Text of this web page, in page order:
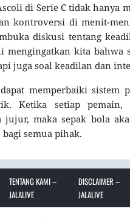
di Serie C tidak hanya
kontroversi di menit-
diskusi tentang
mengingatkan kita bahwa
juga soal keadilan dan
memperbaiki sistem
Ketika setiap pemain,
jujur, maka sepak bola
semua pihak.
TENTANG KAMI –
JALALIVE
DISCLAIMER –
JALALIVE